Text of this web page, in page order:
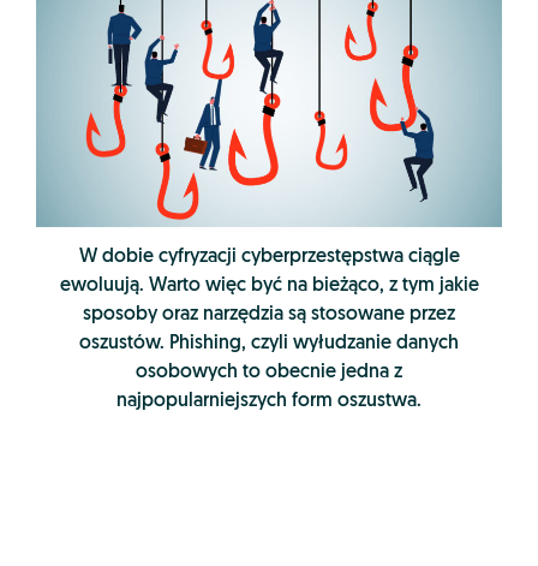
W dobie cyfryzacji cyberprzestępstwa ciągle
ewoluują. Warto więc być na bieżąco, z tym jakie
sposoby oraz narzędzia są stosowane przez
oszustów. Phishing, czyli wyłudzanie danych
osobowych to obecnie jedna z
najpopularniejszych form oszustwa.